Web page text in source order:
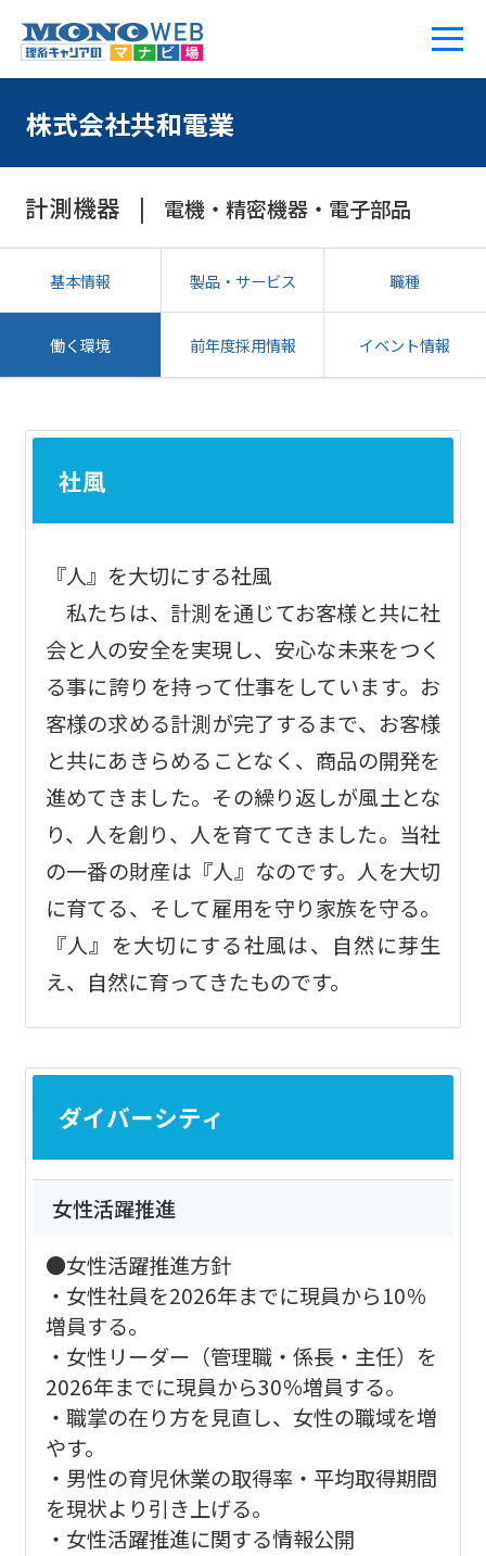
株式会社共和電業
計測機器 電機・精密機器・電子部品
基本情報 製品・サービス 職種
働く環境 前年度採用情報 イベント情報
社風
『人』を大切にする社風
私たちは、計測を通じてお客様と共に社
会と人の安全を実現し、安心な未来をつく
る事に誇りを持って仕事をしています。お
客様の求める計測が完了するまで、お客様
と共にあきらめることなく、商品の開発を
進めてきました。その繰り返しが風土とな
り、人を創り、人を育ててきました。当社
の一番の財産は『人』なのです。人を大切
に育てる、そして雇用を守り家族を守る。
『人』を大切にする社風は、自然に芽生
え、自然に育ってきたものです。
ダイバーシティ
女性活躍推進
●女性活躍推進方針
・女性社員を2026年までに現員から10％
増員する。
・女性リーダー（管理職・係長・主任）を
2026年までに現員から30％増員する。
・職掌の在り方を見直し、女性の職域を増
やす。
・男性の育児休業の取得率・平均取得期間
を現状より引き上げる。
・女性活躍推進に関する情報公開